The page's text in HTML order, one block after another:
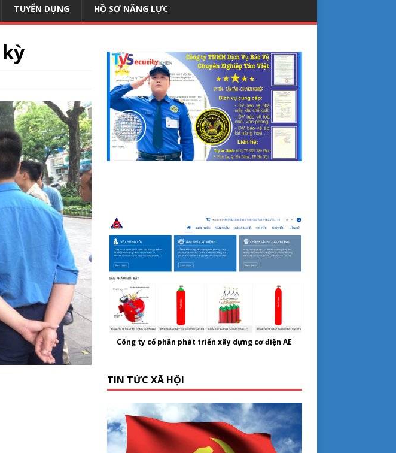
TUYỂN DỤNG HỒ SƠ NĂNG LỰC
Công ty cổ phần phát triển xây dựng cơ điệnAE
TIN TỨC XÃ HỘI